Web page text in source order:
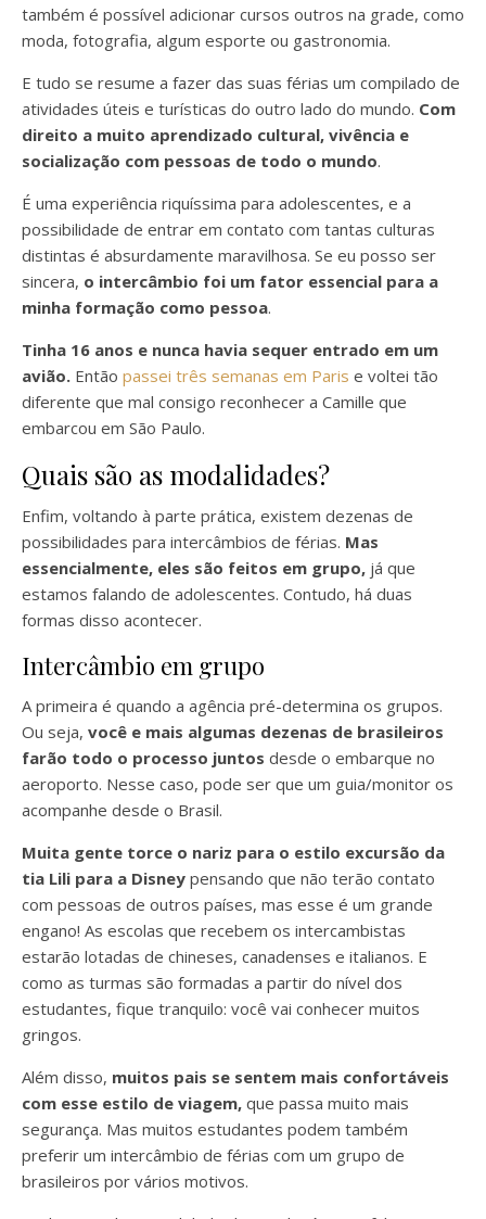
também é possível adicionar cursos outros na grade, como
moda, fotografia, algum esporte ou gastronomia.
E tudo se resume a fazer das suas férias um compilado de
atividades úteis e turísticas do outro lado do mundo. Com
direito a muito aprendizado cultural, vivência e
socialização com pessoas de todo o mundo.
É uma experiência riquíssima para adolescentes, e a
possibilidade de entrar em contato com tantas culturas
distintas é absurdamente maravilhosa. Se eu posso ser
sincera, o intercâmbio foi um fator essencial para a
minha formação como pessoa.
Tinha 16 anos e nunca havia sequer entrado em um
avião. Então passei três semanas em Paris e voltei tão
diferente que mal consigo reconhecer a Camille que
embarcou em São Paulo.
Quais são as modalidades?
Enfim, voltando à parte prática, existem dezenas de
possibilidades para intercâmbios de férias. Mas
essencialmente, eles são feitos em grupo, já que
estamos falando de adolescentes. Contudo, há duas
formas disso acontecer.
Intercâmbio em grupo
A primeira é quando a agência pré-determina os grupos.
Ou seja, você e mais algumas dezenas de brasileiros
farão todo o processo juntos desde o embarque no
aeroporto. Nesse caso, pode ser que um guia/monitor os
acompanhe desde o Brasil.
Muita gente torce o nariz para o estilo excursão da
tia Lili para a Disney pensando que não terão contato
com pessoas de outros países, mas esse é um grande
engano! As escolas que recebem os intercambistas
estarão lotadas de chineses, canadenses e italianos. E
como as turmas são formadas a partir do nível dos
estudantes, fique tranquilo: você vai conhecer muitos
gringos.
Além disso, muitos pais se sentem mais confortáveis
com esse estilo de viagem, que passa muito mais
segurança. Mas muitos estudantes podem também
preferir um intercâmbio de férias com um grupo de
brasileiros por vários motivos.